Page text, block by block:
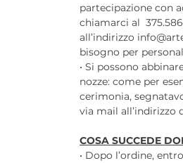
partecipazione con
chiamarci al
all’indirizzo
bisogno per
• Si possono
nozze: come per
cerimonia,
via mail all’indirizzo
COSA SUCCEDE
• Dopo l’ordine,